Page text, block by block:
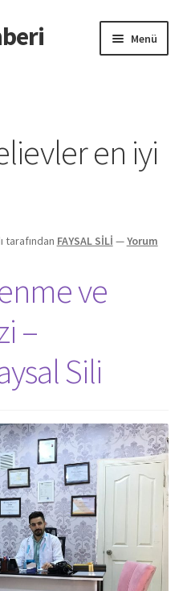
Menü
oluşturalım
en iyi
tarafından FAYSAL SİLİ —Yorum
ve
–
Sili